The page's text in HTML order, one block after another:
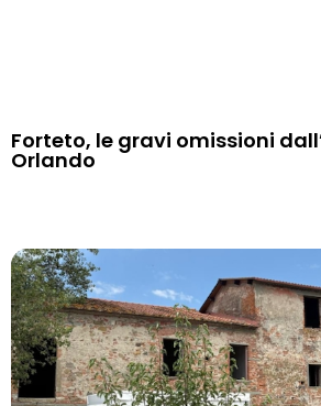
Forteto, le gravi omissioni
Orlando